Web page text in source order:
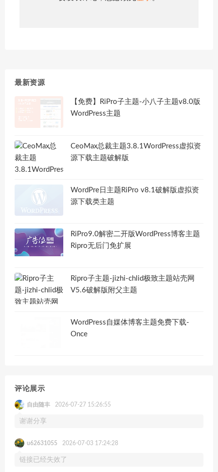
最新资源
【免费】RiPro子主题-小八子主题v8.0版
WordPress主题
CeoMax总裁主题3.8.1WordPress虚拟资
源下载主题破解版
WordPre日主题RiPro v8.1破解版虚拟资
源下载类主题
RiPro9.0解密二开版WordPress博客主题
Ripro无后门免扩展
Ripro子主题-jizhi-chlid极致主题站壳网
V5.6破解版附父主题
WordPress自媒体博客主题免费下载-
Once
评论展示
自由随丰 2026-07-27 15:26:55
谢谢分享
u62631055 2026-07-03 17:24:28
链接已经失效了